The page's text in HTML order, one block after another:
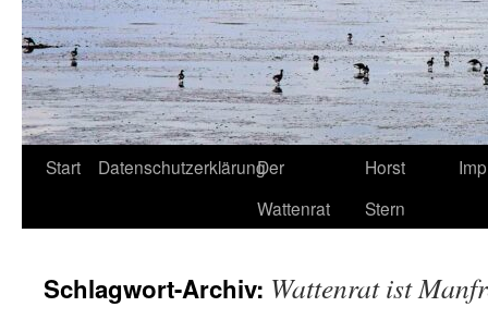
Start DatenschutzerklärungDer
Wattenrat
Horst
Stern
Schlagwort-Archiv: Wattenrat ist